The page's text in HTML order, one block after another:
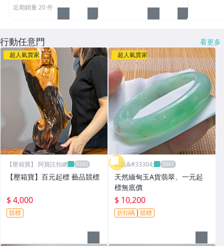
近期銷量 20 件
行動任意門 看更多
超人氣賣家
【壓箱寶】 阿寶託拍網
【壓箱寶】百元起標 藝品競標
$ 4,000
競標
超人氣賣家
昕品&#33304;
天然緬甸玉A貨翡翠、一元起
標無底價
$ 10,200
折扣碼 競標